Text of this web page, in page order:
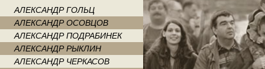
АЛЕКСАНДР ГОЛЬЦ
АЛЕКСАНДР ОСОВЦОВ
АЛЕКСАНДР ПОДРАБИНЕК
АЛЕКСАНДР РЫКЛИН
АЛЕКСАНДР ЧЕРКАСОВ